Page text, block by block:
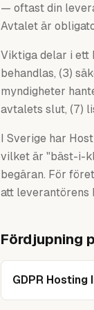
— oftast din
Avtalet är
Viktiga delar i ett
behandlas, (3)
myndigheter
avtalets slut, (7)
I Sverige har
vilket är "bäst-i-
begäran. För
att leverantörens
Fördjupning
GDPR Hosting